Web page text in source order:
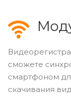
сможете
смартфоном
скачивания